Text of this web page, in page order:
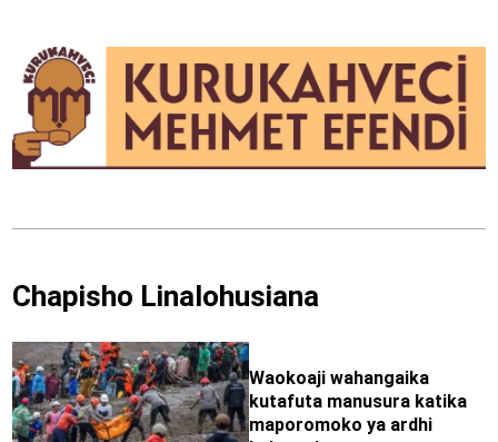
Chapisho Linalohusiana
Waokoaji wahangaika
kutafuta manusura katika
maporomoko ya ardhi